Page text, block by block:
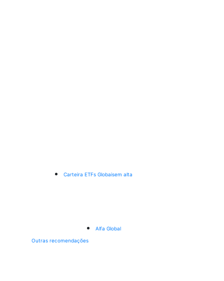
Carteira ETFs Globaisem alta
Alfa Global
Outras recomendações